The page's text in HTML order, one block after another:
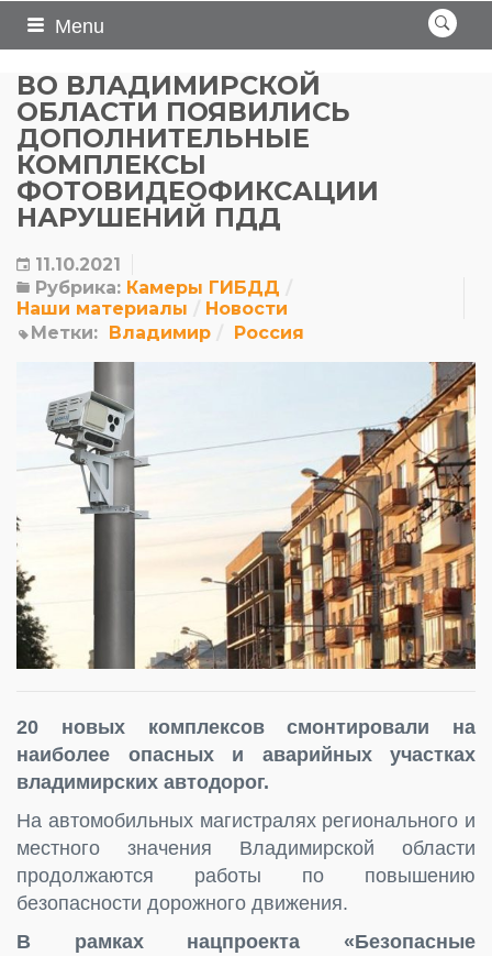
Menu
ВО ВЛАДИМИРСКОЙ
ОБЛАСТИ ПОЯВИЛИСЬ
ДОПОЛНИТЕЛЬНЫЕ
КОМПЛЕКСЫ
ФОТОВИДЕОФИКСАЦИИ
НАРУШЕНИЙ ПДД
11.10.2021
Рубрика: Камеры ГИБДД
Наши материалы
Новости
Метки: Владимир Россия
20 новых комплексов смонтировали на
наиболее опасных и аварийных участках
владимирских автодорог.
На автомобильных магистралях регионального и
местного значения Владимирской области
продолжаются работы по повышению
безопасности дорожного движения.
В рамках нацпроекта «Безопасные